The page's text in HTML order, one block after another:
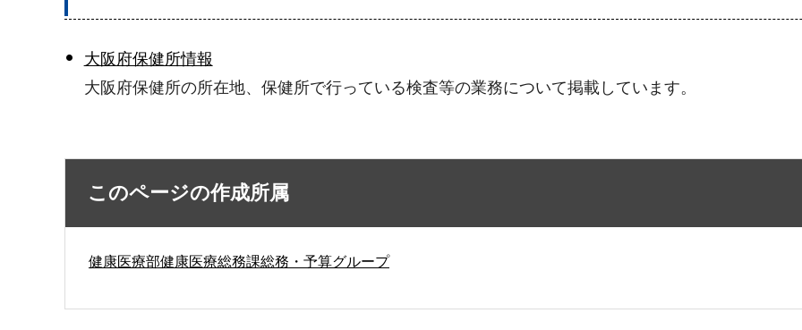
​​​​大阪府保健所情報​​​​​​​
大阪府保健所の所在地、保健所で行っている検査等の業務について掲載しています。
このページの作成所属
健康医療部健康医療総務課総務・予算グループ